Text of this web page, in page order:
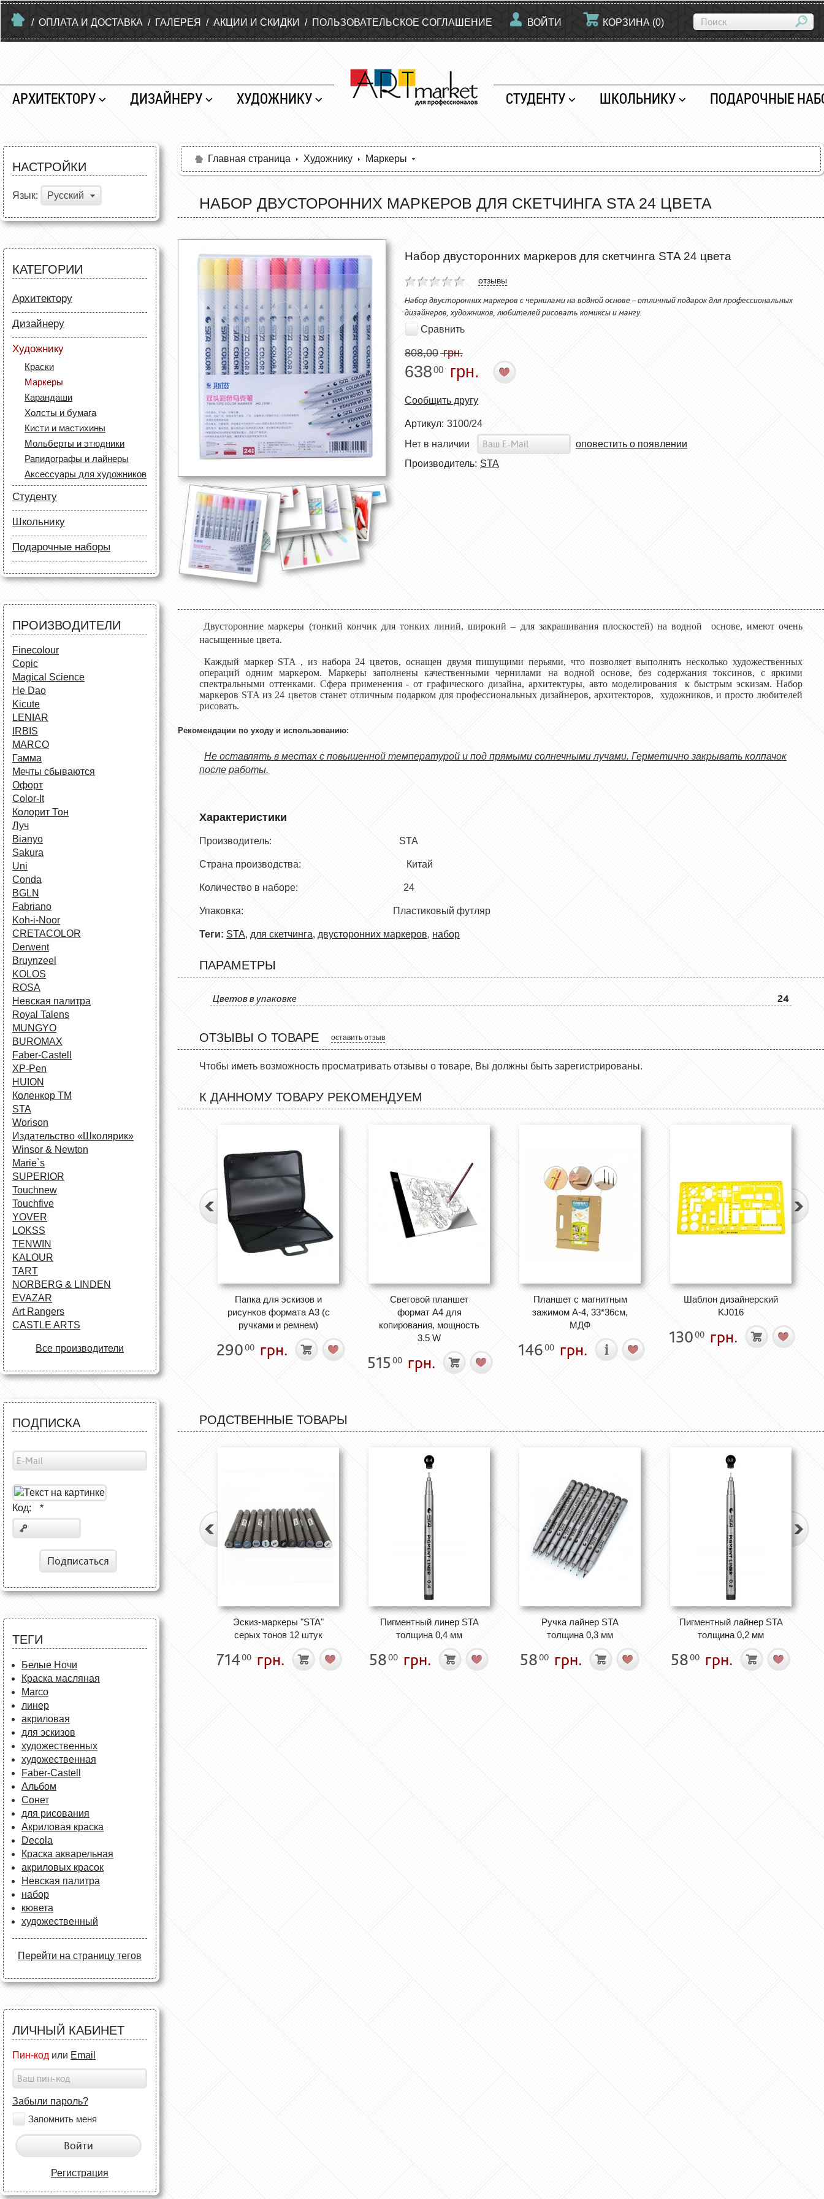
/ ОПЛАТА И ДОСТАВКА / ГАЛЕРЕЯ / АКЦИИ И СКИДКИ / ПОЛЬЗОВАТЕЛЬСКОЕ СОГЛАШЕНИЕ ВОЙТИ КОРЗИНА (0)
АРХИТЕКТОРУ ДИЗАЙНЕРУ ХУДОЖНИКУ СТУДЕНТУ ШКОЛЬНИКУ ПОДАРОЧНЫЕ
НАСТРОЙКИ
Язык: Русский
КАТЕГОРИИ
Архитектору
Бумага
Лайнеры
Маркеры
Карандаши
Аксессуары для
архитекторов
Дизайнеру
Бумага
Карандаши
Скетч маркеры
Лайнеры (рапидографы)
Аксессуары для дизайнеров
Художнику
Краски
Маркеры
Карандаши
Холсты и бумага
Кисти и мастихины
Мольберты и этюдники
Рапидографы и лайнеры
Аксессуары для художников
Студенту
Бумага
Лайнеры
Маркеры
Карандаши
Все для черчения
Школьнику
Бумага
Маркеры
Все для черчения
Все для творчества
Аксессуары для
школьников
Подарочные наборы
Карандаши
Краски и кисти
ПРОИЗВОДИТЕЛИ
Finecolour
Copic
Magical Science
He Dao
Kicute
LENIAR
IRBIS
MARCO
Гамма
Мечты сбываются
Офорт
Сolor-It
Колорит Тон
Луч
Bianyo
Sakura
Uni
Conda
BGLN
Fabriano
Koh-i-Noor
CRETACOLOR
Derwent
Bruynzeel
KOLOS
ROSA
Невская палитра
Royal Talens
MUNGYO
BUROMAX
Faber-Castell
XP-Pen
HUION
Коленкор ТМ
STA
Worison
Издательство «Школярик»
Winsor & Newton
Marie`s
SUPERIOR
Touchnew
Touchfive
YOVER
LOKSS
TENWIN
KALOUR
TART
NORBERG & LINDEN
EVAZAR
Art Rangers
CASTLE ARTS
Все производители
ПОДПИСКА
Код: *
Подписаться
ТЕГИ
Белые Ночи
Краска масляная
Marco
линер
акриловая
для эскизов
художественных
художественная
Faber-Castell
Альбом
Сонет
для рисования
Акриловая краска
Decola
Краска акварельная
акриловых красок
Невская палитра
набор
кювета
художественный
Перейти на страницу тегов
ЛИЧНЫЙ КАБИНЕТ
Пин-код или Email
Забыли пароль?
Запомнить меня
Войти
Регистрация
Главная страница Художнику Маркеры
НАБОР ДВУСТОРОННИХ МАРКЕРОВ ДЛЯ СКЕТЧИНГА STA 24 ЦВЕТА
Набор двусторонних маркеров для скетчинга STA 24 цвета
отзывы
Набор двусторонних маркеров с чернилами на водной основе – отличный подарок для профессиональных
дизайнеров, художников, любителей рисовать комиксы и мангу.
Сравнить
808,00грн.
63800 грн.
Сообщить другу
Артикул: 3100/24
Нет в наличии
оповестить о появлении
Производитель: STA
Двусторонние маркеры (тонкий кончик для тонких линий, широкий – для закрашивания плоскостей) на водной основе, имеют очень
насыщенные цвета.
Каждый маркер STA , из набора 24 цветов, оснащен двумя пишущими перьями, что позволяет выполнять несколько художественных
операций одним маркером. Маркеры заполнены качественными чернилами на водной основе, без содержания токсинов, с яркими
спектральными оттенками. Сфера применения - от графического дизайна, архитектуры, авто моделирования к быстрым эскизам. Набор
маркеров STA из 24 цветов станет отличным подарком для профессиональных дизайнеров, архитекторов, художников, и просто любителей
рисовать.
Рекомендации по уходу и использованию:
Не оставлять в местах с повышенной температурой и под прямыми солнечными лучами. Герметично закрывать колпачок
после работы.
Характеристики
Производитель: STA
Страна производства: Китай
Количество в наборе: 24
Упаковка: Пластиковый футляр
Теги: STA, для скетчинга, двусторонних маркеров, набор
ПАРАМЕТРЫ
Цветов в упаковке 24
ОТЗЫВЫ О ТОВАРЕ оставить отзыв
Чтобы иметь возможность просматривать отзывы о товаре, Вы должны быть зарегистрированы.
К ДАННОМУ ТОВАРУ РЕКОМЕНДУЕМ
Папка для эскизов и
рисунков формата А3 (с
ручками и ремнем)
29000 грн.
Световой планшет
формат А4 для
копирования, мощность
3.5 W
515 00 грн.
Планшет с магнитным
зажимом А-4, 33*36см,
МДФ
14600 грн.
Шаблон дизайнерский
KJ016
13000 грн.
РОДСТВЕННЫЕ ТОВАРЫ
Эскиз-маркеры "STA"
серых тонов 12 штук
71400 грн.
Пигментный линер STA
толщина 0,4 мм
5800 грн.
Ручка лайнер STA
толщина 0,3 мм
5800 грн.
Пигментный лайнер STA
толщина 0,2 мм
5800 грн.